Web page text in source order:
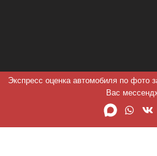
Экспресс оценка автомобиля по фото
Вас